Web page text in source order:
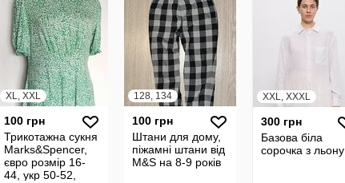
XL, XXL
100 грн
Трикотажна сукня
Marks&Spencer,
євро розмір 16-
44, укр 50-52,
128, 134
100 грн
Штани для дому,
піжамні штани від
M&S на 8-9 років
XXL, XXXL
300 грн
Базова біла
сорочка з льону